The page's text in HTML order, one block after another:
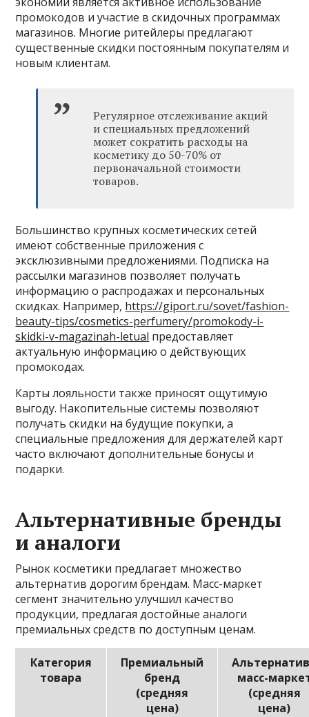
промокодов и участие в скидочных программах
магазинов. Многие ритейлеры предлагают
существенные скидки постоянным покупателям и
новым клиентам.
Регулярное отслеживание акций
и специальных предложений
может сократить расходы на
косметику до 50-70% от
первоначальной стоимости
товаров.
Большинство крупных косметических сетей
имеют собственные приложения с
эксклюзивными предложениями. Подписка на
рассылки магазинов позволяет получать
информацию о распродажах и персональных
скидках. Например, https://giport.ru/sovet/fashion-
beauty-tips/cosmetics-perfumery/promokody-i-
skidki-v-magazinah-letual предоставляет
актуальную информацию о действующих
промокодах.
Карты лояльности также приносят ощутимую
выгоду. Накопительные системы позволяют
получать скидки на будущие покупки, а
специальные предложения для держателей карт
часто включают дополнительные бонусы и
подарки.
Альтернативные бренды
и аналоги
Рынок косметики предлагает множество
альтернатив дорогим брендам. Масс-маркет
сегмент значительно улучшил качество
продукции, предлагая достойные аналоги
премиальных средств по доступным ценам.
Категория
товара
Премиальный
бренд
(средняя
цена)
масс-
(средняя
цена)